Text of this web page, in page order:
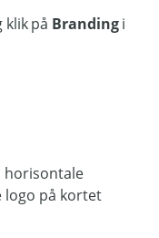
klik på Brandingi
horisontale
logo på kortet